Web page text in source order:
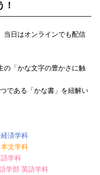
！
当日はオンラインでも配信
の「かな文字の豊かさに触
である「かな書」を紐解い
済学科
文学科
学科
学部 英語学科